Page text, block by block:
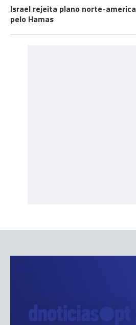
Israel rejeita plano norte-
pelo Hamas